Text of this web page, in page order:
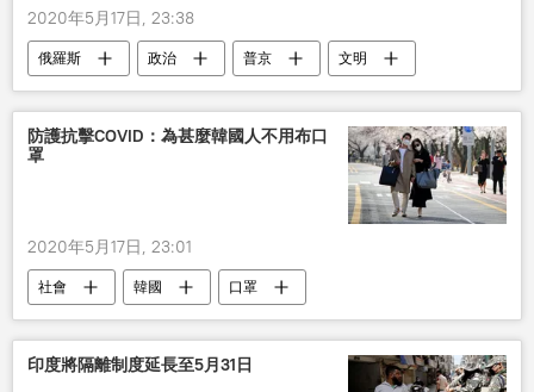
2020年5月17日, 23:38
俄羅斯 政治 普京 文明
防護抗擊COVID：為甚麼韓國人不用布口
罩
2020年5月17日, 23:01
社會 韓國 口罩
印度將隔離制度延長至5月31日